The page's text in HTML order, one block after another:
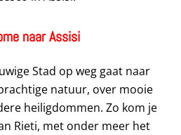
naar Assisi
Stad op weg gaat naar
natuur, over mooie
heiligdommen. Zo kom je
Rieti, met onder meer het